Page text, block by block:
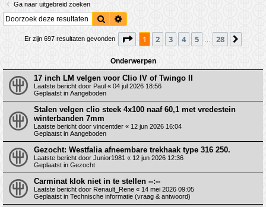
Ga naar uitgebreid zoeken
Zoek
Er zijn 697 resultaten gevonden Pagina van28
1 2 3 4 5 28
Onderwerpen
17 inch LM velgen voor Clio IV of Twingo II
Laatste bericht door Paul « 04 jul 2026 18:56
Geplaatst in Aangeboden
Stalen velgen clio steek 4x100 naaf 60,1 met vredestein
winterbanden 7mm
Laatste bericht door vincentder « 12 jun 2026 16:04
Geplaatst in Aangeboden
Gezocht: Westfalia afneembare trekhaak type 316 250.
Laatste bericht door Junior1981 « 12 jun 2026 12:36
Geplaatst in Gezocht
Carminat klok niet in te stellen --:--
Laatste bericht door Renault_Rene « 14 mei 2026 09:05
Geplaatst in Technische informatie (vraag & antwoord)